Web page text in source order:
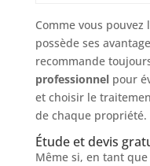
Comme vous
possède ses
recommande
professionnelpour
et choisir le
de chaque propriété.
Étude et devis
Même si, en tant que